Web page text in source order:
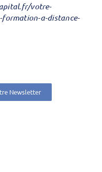
votre-
a-distance-
Newsletter